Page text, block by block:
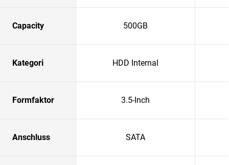
Capacity 500GB
Kategori HDD Internal
Formfaktor 3.5-Inch
Anschluss SATA